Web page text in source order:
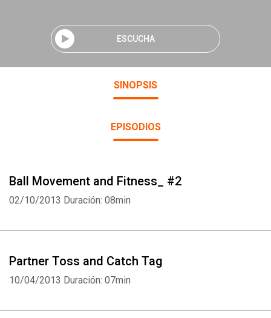
ESCUCHA
SINOPSIS
EPISODIOS
Ball Movement and Fitness_ #2
02/10/2013 Duración: 08min
Partner Toss and Catch Tag
10/04/2013 Duración: 07min